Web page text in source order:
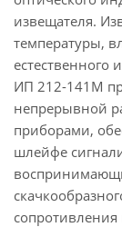
извещателя.
температуры,
естественного
ИП 212-141М
непрерывной
приборами,
шлейфе